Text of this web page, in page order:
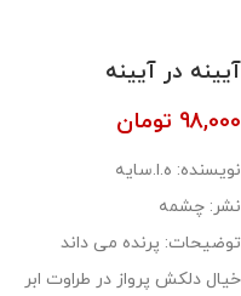
آیینه در آیینه
98,000 تومان
نویسنده: ه.ا.سایه
نشر: چشمه
توضیحات: پرنده می داند
خیال دلکش پرواز در طراوت ابر